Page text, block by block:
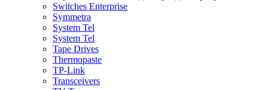
Switches Enterprise
Symmetra
System Tel
System Tel
Tape Drives
Thermopaste
TP-Link
Transceivers